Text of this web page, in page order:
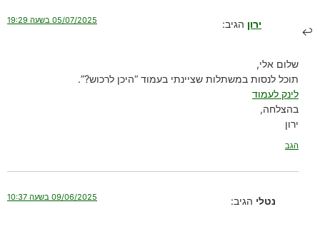
ירון הגיב: 05/07/2025 בשעה 19:29
שלום אלי,
תוכל לנסות במשתלות שציינתי בעמוד “היכן לרכוש?”.
לינק לעמוד
בהצלחה,
ירון
הגב
נטלי הגיב: 09/06/2025 בשעה 10:37